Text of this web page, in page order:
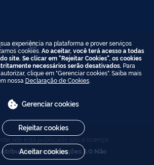
site está publicado sob a licença
SemDerivações 3.0 Não
experiência na plataforma e prover serviços
cookies. Ao aceitar, você terá acesso a todas
site. Se clicar em "Rejeitar Cookies", os cookies
necessários serão desativados. Para
clique em "Gerenciar cookies". Saiba mais
nossa Declaração de Cookies.
Gerenciar cookies
Rejeitar cookies
Aceitar cookies